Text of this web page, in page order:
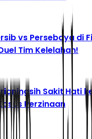
vs Persebaya di
Tim Kelelahan!
Sakit Hati
Perzinaan